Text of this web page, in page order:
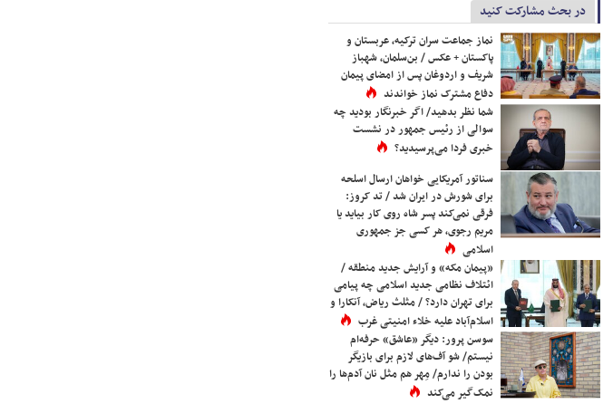
در بحث مشارکت کنید
نماز جماعت سران ترکیه، عربستان و
پاکستان + عکس / بن‌سلمان، شهباز
شریف و اردوغان پس از امضای پیمان
دفاع مشترک نماز خواندند
شما نظر بدهید/ اگر خبرنگار بودید چه
سوالی از رئیس جمهور در نشست
خبری فردا می‌پرسیدید؟
سناتور آمریکایی خواهان ارسال اسلحه
برای شورش در ایران شد / تد کروز:
فرقی نمی‌کند پسر شاه روی کار بیاید یا
مریم رجوی، هر کسی جز جمهوری
اسلامی
«پیمان مکه» و آرایش جدید منطقه /
ائتلاف نظامی جدید اسلامی چه پیامی
برای تهران دارد؟ / مثلث ریاض، آنکارا و
اسلام‌آباد علیه خلاء امنیتی غرب
سوسن پرور: دیگر «عاشق» حرفه‌ام
نیستم/ شو آف‌های لازم برای بازیگر
بودن را ندارم/ مِهر هم مثل نان آدم‌ها را
نمک‌گیر می‌کند